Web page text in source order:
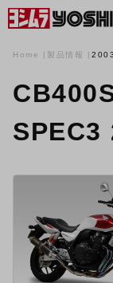
Home 製品情報 2003
SPEC3